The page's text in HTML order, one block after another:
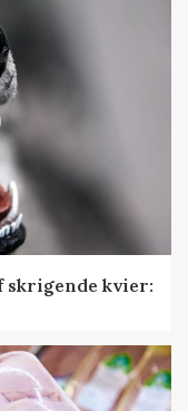
skrigende kvier: